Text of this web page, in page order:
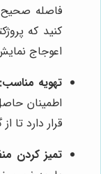
فاصله
کنید که
اعوجاج
تهویه مناسب:
اطمینان
قرار دارد
تمیز کردن